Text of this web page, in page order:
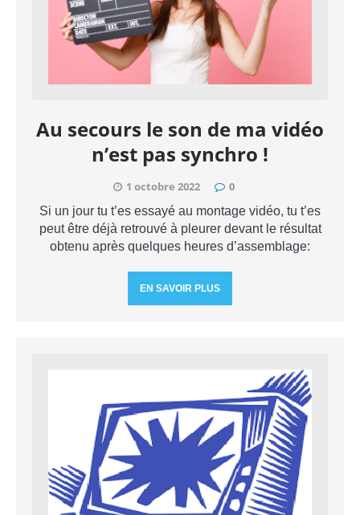
Au secours le son de ma vidéo
n’est pas synchro !
1 octobre 2022 0
Si un jour tu t’es essayé au montage vidéo, tu t’es
peut être déjà retrouvé à pleurer devant le résultat
obtenu après quelques heures d’assemblage:
EN SAVOIR PLUS